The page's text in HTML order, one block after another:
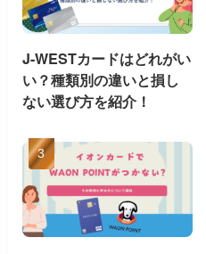
J-WESTカードはどれがい
い？種類別の違いと損し
ない選び方を紹介！